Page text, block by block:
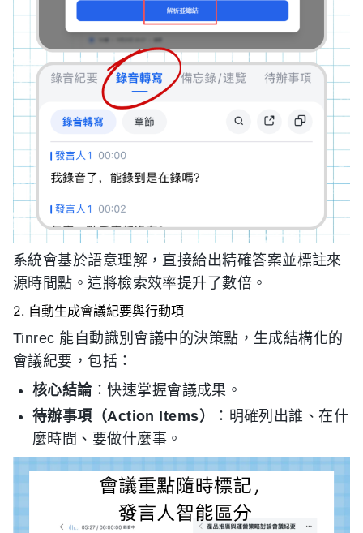
系統會基於語意理解，直接給出精確答案並標註來
源時間點。這將檢索效率提升了數倍。
2. 自動生成會議紀要與行動項
Tinrec 能自動識別會議中的決策點，生成結構化的
會議紀要，包括：
核心結論：快速掌握會議成果。
待辦事項（Action Items）
：明確列出誰、在什
麼時間、要做什麼事。